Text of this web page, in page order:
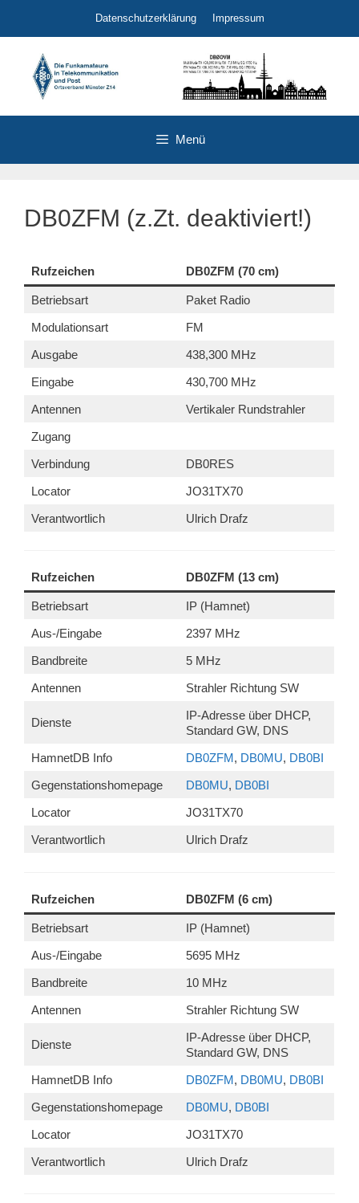
springen
Datenschutzerklärung Impressum
Menü
DB0ZFM (z.Zt. deaktiviert!)
Rufzeichen DB0ZFM (70 cm)
Betriebsart
Paket Radio
Modulationsart
FM
Ausgabe
438,300 MHz
Eingabe
430,700 MHz
Antennen
Vertikaler Rundstrahler
Zugang
Verbindung
DB0RES
Locator
JO31TX70
Verantwortlich
Ulrich Drafz
Rufzeichen DB0ZFM (13 cm)
Betriebsart
IP (Hamnet)
Aus-/Eingabe
2397 MHz
Bandbreite
5 MHz
Antennen
Strahler Richtung SW
Dienste
IP-Adresse über DHCP,
Standard GW, DNS
HamnetDB Info
DB0ZFM, DB0MU, DB0BI
Gegenstationshomepage
DB0MU, DB0BI
Locator
JO31TX70
Verantwortlich
Ulrich Drafz
Rufzeichen DB0ZFM (6 cm)
Betriebsart
IP (Hamnet)
Aus-/Eingabe
5695 MHz
Bandbreite
10 MHz
Antennen
Strahler Richtung SW
Dienste
IP-Adresse über DHCP,
Standard GW, DNS
HamnetDB Info
DB0ZFM, DB0MU, DB0BI
Gegenstationshomepage
DB0MU, DB0BI
Locator
JO31TX70
Verantwortlich
Ulrich Drafz